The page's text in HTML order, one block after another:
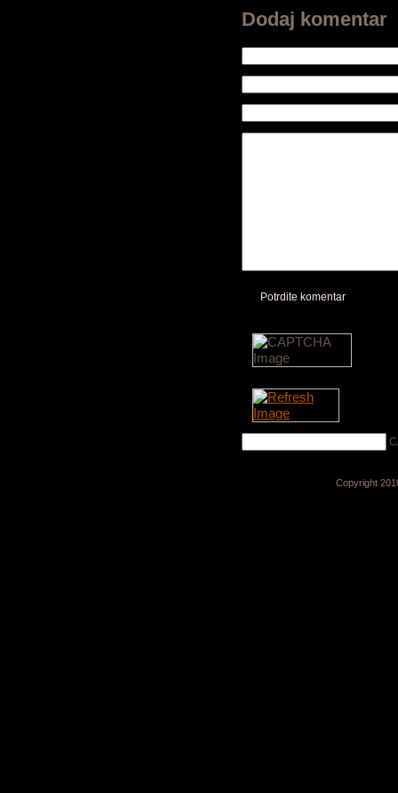
Dodaj komentar
Potrdite komentar
Copyright